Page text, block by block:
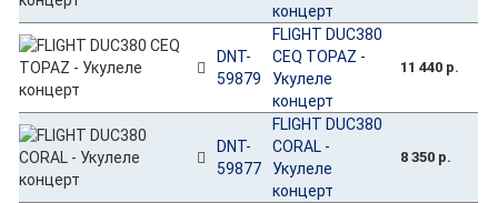
концерт
DNT-
59879
FLIGHT DUC380
CEQ TOPAZ -
Укулеле
концерт
11 440 р.
DNT-
59877
FLIGHT DUC380
CORAL -
Укулеле
концерт
8 350 р.